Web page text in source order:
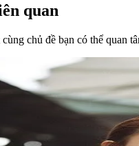
quan
chủ đề bạn có thể quan